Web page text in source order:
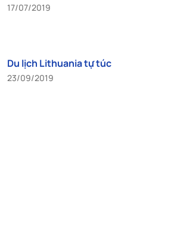
17/07/2019
Du lịch Lithuania tự túc
23/09/2019